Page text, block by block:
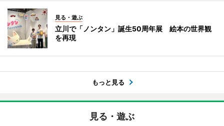
見る・遊ぶ
立川で「ノンタン」誕生50周年展 絵本の世界観
を再現
もっと見る
見る・遊ぶ